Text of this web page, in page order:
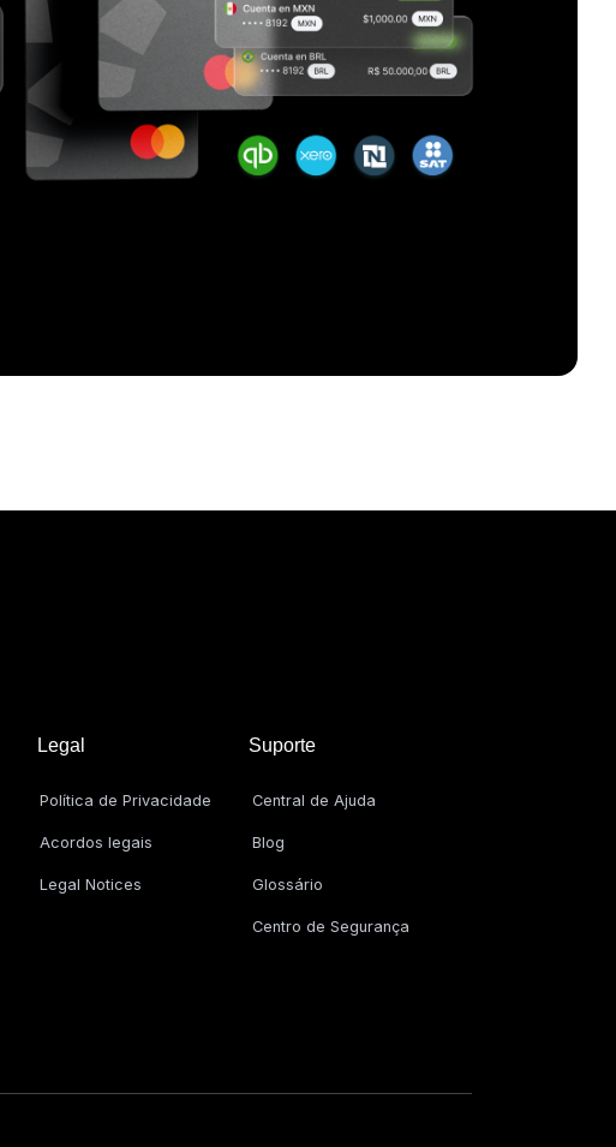
Legal
Política de Privacidade
Acordos legais
Legal Notices
Suporte
Central de Ajuda
Blog
Glossário
Centro de Segurança